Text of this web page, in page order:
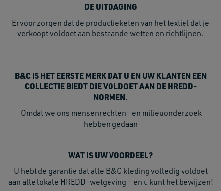
DE UITDAGING
Ervoor zorgen dat de productieketen van het textiel dat je
verkoopt voldoet aan bestaande wetten en richtlijnen.
B&C IS HET EERSTE MERK DAT U EN UW KLANTEN EEN
COLLECTIE BIEDT DIE VOLDOET AAN DE HREDD-
NORMEN.
Omdat we ons mensenrechten- en milieuonderzoek
hebben gedaan
WAT IS UW VOORDEEL?
U hebt de garantie dat alle B&C kleding volledig voldoet
aan alle lokale HREDD-wetgeving - en u kunt het bewijzen!